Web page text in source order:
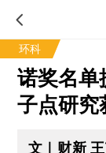
环科
诺奖名单
子点研
文｜财新